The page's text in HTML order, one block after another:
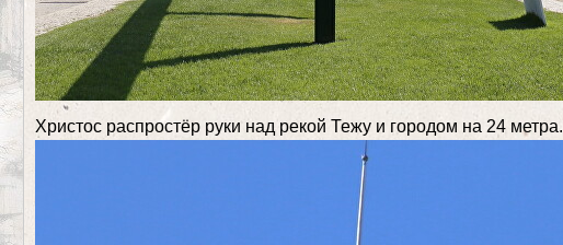
Христос распростёр руки над рекой Тежу и городом на 24 метра.